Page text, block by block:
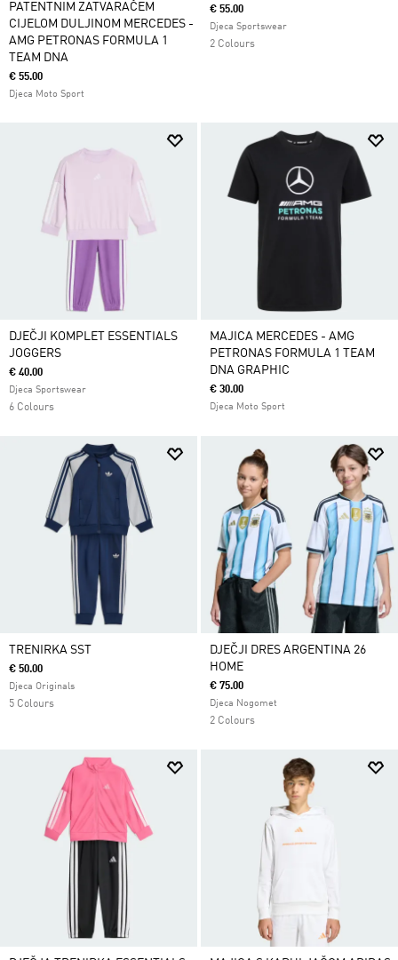
PATENTNIM ZATVARAČEM
CIJELOM DULJINOM MERCEDES -
AMG PETRONAS FORMULA 1
TEAM DNA
€ 55.00
Djeca Moto Sport
€ 55.00
Djeca Sportswear
2 Colours
DJEČJI KOMPLET ESSENTIALS
JOGGERS
€ 40.00
Djeca Sportswear
6 Colours
MAJICA MERCEDES - AMG
PETRONAS FORMULA 1 TEAM
DNA GRAPHIC
€ 30.00
Djeca Moto Sport
TRENIRKA SST
€ 50.00
Djeca Originals
5 Colours
DJEČJI DRES ARGENTINA 26
HOME
€ 75.00
Djeca Nogomet
2 Colours